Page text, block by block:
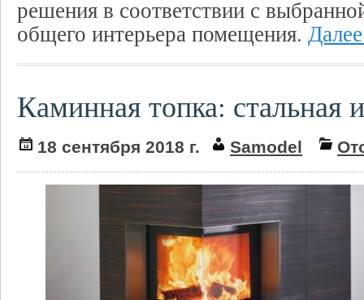
решения в соответствии с
общего интерьера помещения.
Каминная топка: стальная
18 сентября 2018 г. Samodel